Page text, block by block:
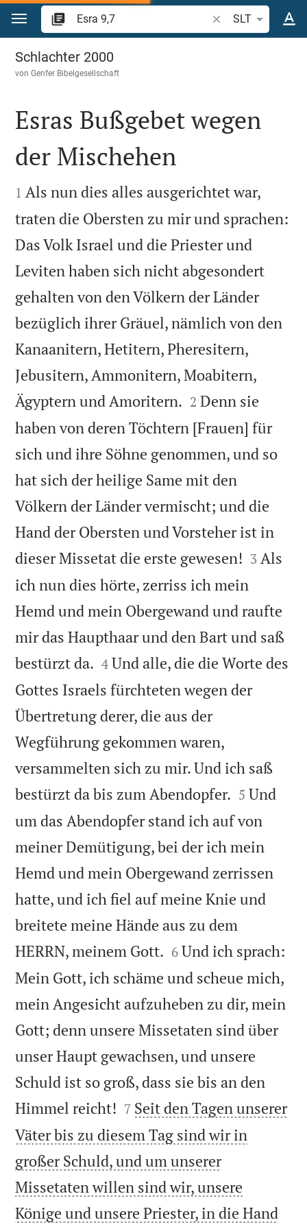
Zum Inhalt springen
Bibelstelle oder
SLT
Esra 9
Schlachter 2000
vonGenfer Bibelgesellschaft

Esras Bußgebet wegen
der Mischehen

1 Als nun dies alles ausgerichtet war,
traten die Obersten zu mir und sprachen:
Das Volk Israel und die Priester und
Leviten haben sich nicht abgesondert
gehalten von den Völkern der Länder
bezüglich ihrer Gräuel, nämlich von den
Kanaanitern, Hetitern, Pheresitern,
Jebusitern, Ammonitern, Moabitern,
Ägyptern und Amoritern. 

2 Denn sie
haben von deren Töchtern [Frauen] für
sich und ihre Söhne genommen, und so
hat sich der heilige Same mit den
Völkern der Länder vermischt; und die
Hand der Obersten und Vorsteher ist in
dieser Missetat die erste gewesen! 

3 Als
ich nun dies hörte, zerriss ich mein
Hemd und mein Obergewand und raufte
mir das Haupthaar und den Bart und saß
bestürzt da. 

4 Und alle, die die Worte des
Gottes Israels fürchteten wegen der
Übertretung derer, die aus der
Wegführung gekommen waren,
versammelten sich zu mir. Und ich saß
bestürzt da bis zum Abendopfer. 

5 Und
um das Abendopfer stand ich auf von
meiner Demütigung, bei der ich mein
Hemd und mein Obergewand zerrissen
hatte, und ich fiel auf meine Knie und
breitete meine Hände aus zu dem
HERRN, meinem Gott. 

6 Und ich sprach:
Mein Gott, ich schäme und scheue mich,
mein Angesicht aufzuheben zu dir, mein
Gott; denn unsere Missetaten sind über
unser Haupt gewachsen, und unsere
Schuld ist so groß, dass sie bis an den
Himmel reicht! 

7 Seit den Tagen unserer
Väter bis zu diesem Tag sind wir in
großer Schuld, und um unserer
Missetaten willen sind wir, unsere
Könige und unsere Priester, in die Hand